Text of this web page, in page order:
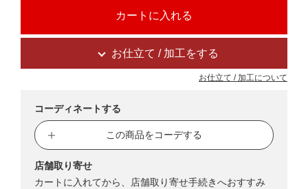
お仕立て / 加工をする
お仕立て / 加工について
コーディネートする
この商品をコーデする
店舗取り寄せ
カートに入れてから、店舗取り寄せ手続きへおすすみ